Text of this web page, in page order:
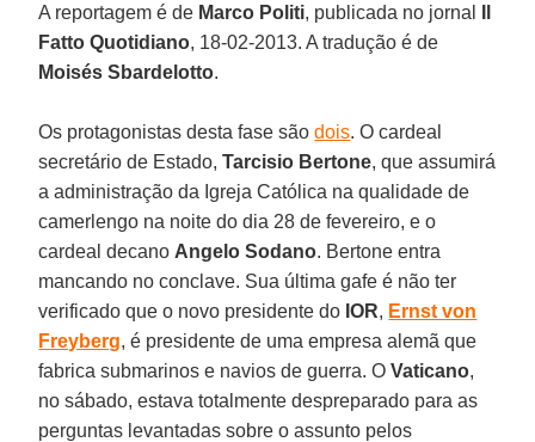
A reportagem é de Marco Politi, publicada no jornal
Fatto Quotidiano, 18-02-2013. A tradução é de
Moisés Sbardelotto.
Os protagonistas desta fase sãodois. O cardeal
secretário de Estado,Tarcisio Bertone, que assumirá
a administração da Igreja Católica na qualidade de
camerlengo na noite do dia 28 de fevereiro, e o
cardeal decano Angelo Sodano. Bertone entra
mancando no conclave. Sua última gafe é não ter
verificado que o novo presidente do IOR, Ernst von
Freyberg, é presidente de uma empresa alemã que
fabrica submarinos e navios de guerra. OVaticano,
no sábado, estava totalmente despreparado para as
perguntas levantadas sobre o assunto pelos